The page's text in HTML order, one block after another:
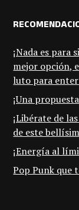
¡Nada es para
mejor opción,
luto para
¡Una
¡Libérate de
de este
¡Energía al
Pop Punk que